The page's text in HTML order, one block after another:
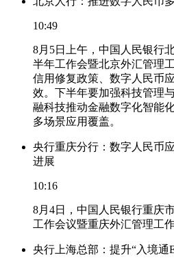
10:49
8月5日上午，中国人民银行
半年工作会暨北京外汇管理
信用修复政策、数字人民币
效。下半年要加强科技管理
融科技推动金融数字化智能
多场景应用覆盖。
央行重庆分行：数字人民币
进展
10:16
8月4日，中国人民银行重庆
工作会议暨重庆外汇管理工作
央行上海总部：提升“入境通